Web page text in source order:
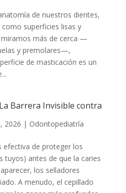
de nuestros dientes,
superficies lisas y
miramos más de cerca —
y premolares—,
de masticación es un
Barrera Invisible contra
2026 | Odontopediatría
efectiva de proteger los
tuyos) antes de que la caries
los selladores
A menudo, el cepillado